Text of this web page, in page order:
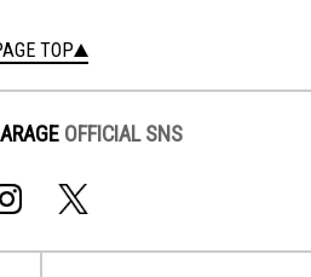
TOP
OFFICIAL SNS